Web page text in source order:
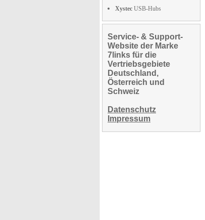
Xystec USB-Hubs
Service- & Support-
Website der Marke
7links für die
Vertriebsgebiete
Deutschland,
Österreich und
Schweiz
Datenschutz
Impressum